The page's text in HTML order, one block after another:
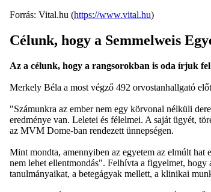
Forrás: Vital.hu (https://www.vital.hu)
Célunk, hogy a Semmelweis
Az a célunk, hogy a rangsorokban is oda írjuk
Merkely Béla a most végző 492 orvostanhallgató
"Számunkra az ember nem egy körvonal nélküli
eredménye van. Leletei és félelmei. A saját ügyét,
az MVM Dome-ban rendezett ünnepségen.
Mint mondta, amennyiben az egyetem az elmúlt hat
nem lehet ellentmondás". Felhívta a figyelmet, hogy
tanulmányaikat, a betegágyak mellett, a klinikai